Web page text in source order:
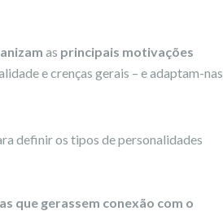
as principais motivações
e crenças gerais – e adaptam-nas
definir os tipos de personalidades
que gerassem conexão com o